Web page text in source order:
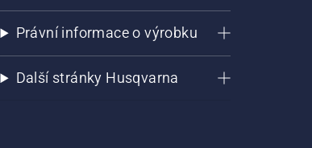
Právní informace o výrobku
Další stránky Husqvarna